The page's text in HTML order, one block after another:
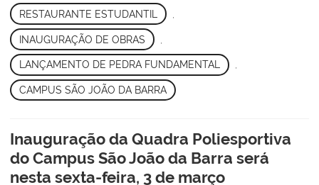
RESTAURANTE ESTUDANTIL
INAUGURAÇÃO DE OBRAS
LANÇAMENTO DE PEDRA FUNDAMENTAL ,
CAMPUS SÃO JOÃO DA BARRA
Inauguração da Quadra Poliesportiva
do Campus São João da Barra será
nesta sexta-feira, 3 de março